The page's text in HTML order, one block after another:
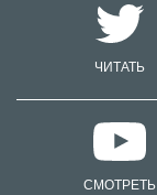
ЧИТАТЬ
СМОТРЕТЬ